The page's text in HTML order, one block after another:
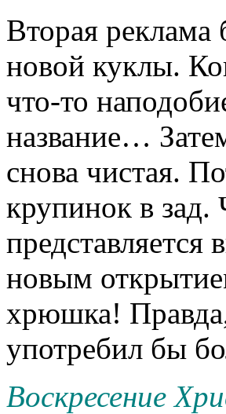
Вторая
новой куклы.
что-то
название…
снова чистая.
крупинок в зад.
новым
хрюшка!
употребил бы
Воскресение